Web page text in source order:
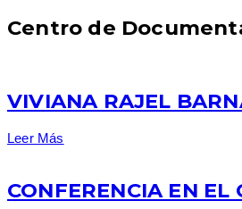
Centro de
VIVIANA RAJEL
Leer Más
CONFERENCIA EN EL